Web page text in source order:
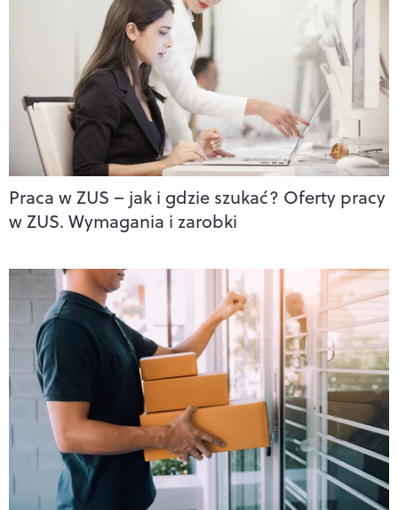
Praca w ZUS – jak i gdzie szukać? Oferty pracy
w ZUS. Wymagania i zarobki